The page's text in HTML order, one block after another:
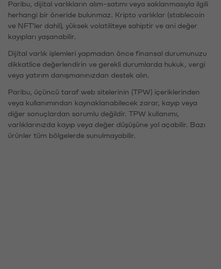
Paribu, dijital varlıkların alım-satımı veya saklanmasıyla ilgili
herhangi bir öneride bulunmaz. Kripto varlıklar (stablecoin
ve NFT'ler dahil), yüksek volatiliteye sahiptir ve ani değer
kayıpları yaşanabilir.
Dijital varlık işlemleri yapmadan önce finansal durumunuzu
dikkatlice değerlendirin ve gerekli durumlarda hukuk, vergi
veya yatırım danışmanınızdan destek alın.
Paribu, üçüncü taraf web sitelerinin (TPW) içeriklerinden
veya kullanımından kaynaklanabilecek zarar, kayıp veya
diğer sonuçlardan sorumlu değildir. TPW kullanımı,
varlıklarınızda kayıp veya değer düşüşüne yol açabilir. Bazı
ürünler tüm bölgelerde sunulmayabilir.